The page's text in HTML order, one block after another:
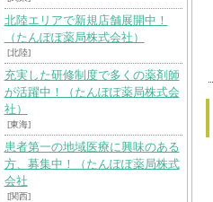
北陸エリアで新規店舗展開中！
（たんぽぽ薬局株式会社）
[北陸]
充実した研修制度で多くの薬剤師
が活躍中！（たんぽぽ薬局株式会
社）
[東海]
患者第一の地域医療に興味のある
方、募集中！（たんぽぽ薬局株式
会社
[関西]